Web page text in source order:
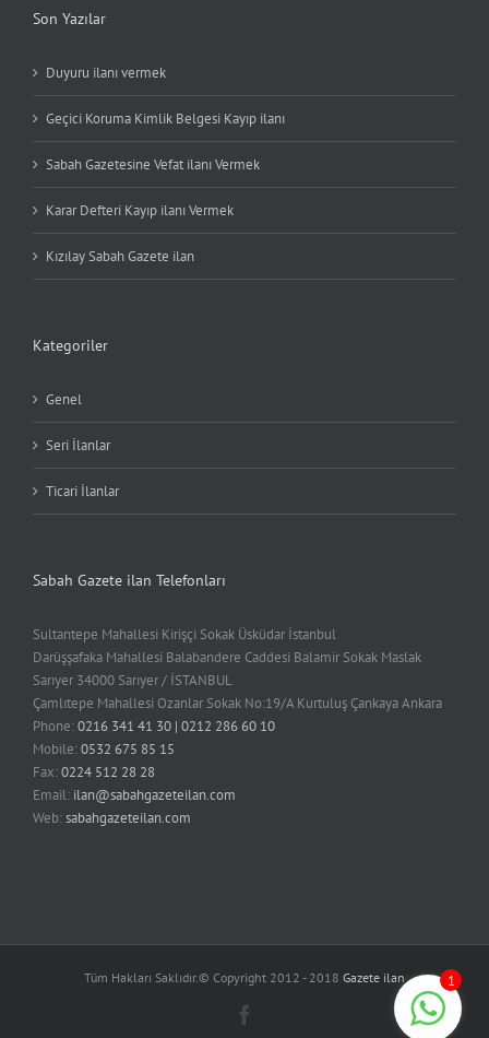
Son Yazılar
Duyuru ilanı vermek
Geçici Koruma Kimlik Belgesi Kayıp ilanı
Sabah Gazetesine Vefat ilanı Vermek
Karar Defteri Kayıp ilanı Vermek
Kızılay Sabah Gazete ilan
Kategoriler
Genel
Seri İlanlar
Ticari İlanlar
Sabah Gazete ilan Telefonları
Sultantepe Mahallesi Kirişçi Sokak Üsküdar İstanbul
Darüşşafaka Mahallesi Balabandere Caddesi Balamir Sokak Maslak
Sarıyer 34000 Sarıyer / İSTANBUL
Çamlıtepe Mahallesi Ozanlar Sokak No:19/A Kurtuluş Çankaya Ankara
Phone:0216 341 41 30 | 0212 286 60 10
Mobile:0532 675 85 15
Fax:0224 512 28 28
Email: ilan@sabahgazeteilan.com
Web:sabahgazeteilan.com
Tüm Hakları Saklıdır.© Copyright 2012 - 2018 Gazete ilan 1